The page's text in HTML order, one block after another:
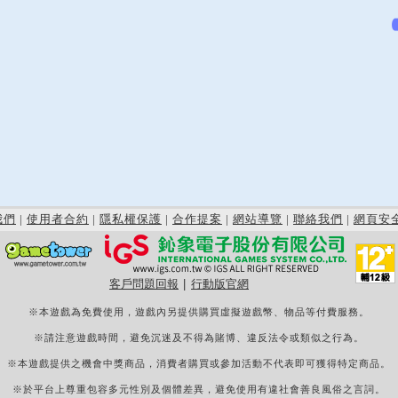
們 | 使用者合約 | 隱私權保護 | 合作提案 | 網站導覽 | 聯絡我們 | 網頁安
客戶問題回報 行動版官網
※本遊戲為免費使用，遊戲內另提供購買虛擬遊戲幣、物品等付費服務。
※請注意遊戲時間，避免沉迷及不得為賭博、違反法令或類似之行為。
※本遊戲提供之機會中獎商品，消費者購買或參加活動不代表即可獲得特定商品。
※於平台上尊重包容多元性別及個體差異，避免使用有違社會善良風俗之言詞。